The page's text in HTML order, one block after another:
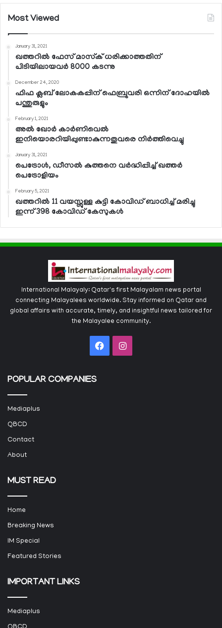
Most Viewed
January 31, 2021
ഖത്തറില്‍ ഫേസ് മാസ്‌ക് ധരിക്കാത്തതിന്
പിടിയിലായവര്‍ 8000 കടന്നു
December 24, 2020
ഫിഫ ക്ലബ് ലോകകപ്പിന് ഫെബ്രുവരി ഒന്നിന് ദോഹയില്‍
പന്തുരുളും
February 1, 2021
അല്‍ ഖോര്‍ കാര്‍ണിവെല്‍
ഇനിയൊരറിയിപ്പുണ്ടാകുന്നതുവരെ നിര്‍ത്തിവെച്ചു
January 31, 2021
പെട്രോള്‍, ഡീസല്‍ കുത്തനെ വര്‍ദ്ധിപ്പിച്ച് ഖത്തര്‍
പെട്രോളിയം
February 5, 2021
ഖത്തറില്‍ 11 വയസ്സുള്ള കുട്ടി കോവിഡ് ബാധിച്ച് മരിച്ചു
ഇന്ന് 398 കോവിഡ് കേസുകള്‍
International Malayaly: Qatar's first Malayalam news portal
connecting Malayalees worldwide. Stay informed on Qatar and
global affairs with accurate, timely, and insightful news tailored for
the Malayalee community.
FacebookInstagram
POPULAR COMPANIES
Mediaplus
QBCD
Contact
About
MUST READ
Home
Breaking News
IM Special
Featured Stories
IMPORTANT LINKS
Mediaplus